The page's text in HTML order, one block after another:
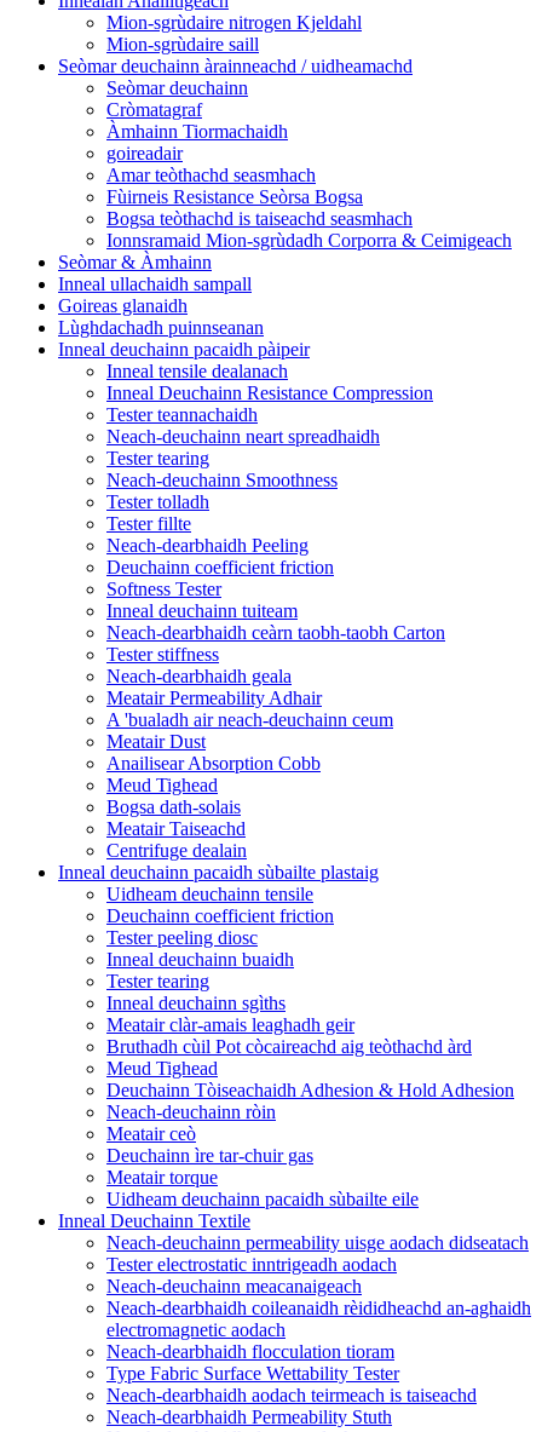
Mion-sgrùdaire nitrogen Kjeldahl
Mion-sgrùdaire saill
Seòmar deuchainn àrainneachd / uidheamachd
Seòmar deuchainn
Cròmatagraf
Àmhainn Tiormachaidh
goireadair
Amar teòthachd seasmhach
Fùirneis Resistance Seòrsa Bogsa
Bogsa teòthachd is taiseachd seasmhach
Ionnsramaid Mion-sgrùdadh Corporra & Ceimigeach
Seòmar & Àmhainn
Inneal ullachaidh sampall
Goireas glanaidh
Lùghdachadh puinnseanan
Inneal deuchainn pacaidh pàipeir
Inneal tensile dealanach
Inneal Deuchainn Resistance Compression
Tester teannachaidh
Neach-deuchainn neart spreadhaidh
Tester tearing
Neach-deuchainn Smoothness
Tester tolladh
Tester fillte
Neach-dearbhaidh Peeling
Deuchainn coefficient friction
Softness Tester
Inneal deuchainn tuiteam
Neach-dearbhaidh ceàrn taobh-taobh Carton
Tester stiffness
Neach-dearbhaidh geala
Meatair Permeability Adhair
A 'bualadh air neach-deuchainn ceum
Meatair Dust
Anailisear Absorption Cobb
Meud Tighead
Bogsa dath-solais
Meatair Taiseachd
Centrifuge dealain
Inneal deuchainn pacaidh sùbailte plastaig
Uidheam deuchainn tensile
Deuchainn coefficient friction
Tester peeling diosc
Inneal deuchainn buaidh
Tester tearing
Inneal deuchainn sgìths
Meatair clàr-amais leaghadh geir
Bruthadh cùil Pot còcaireachd aig teòthachd àrd
Meud Tighead
Deuchainn Tòiseachaidh Adhesion & Hold Adhesion
Neach-deuchainn ròin
Meatair ceò
Deuchainn ìre tar-chuir gas
Meatair torque
Uidheam deuchainn pacaidh sùbailte eile
Inneal Deuchainn Textile
Neach-deuchainn permeability uisge aodach didseatach
Tester electrostatic inntrigeadh aodach
Neach-deuchainn meacanaigeach
Neach-dearbhaidh coileanaidh rèididheachd an-aghaidh
electromagnetic aodach
Neach-dearbhaidh flocculation tioram
Type Fabric Surface Wettability Tester
Neach-dearbhaidh aodach teirmeach is taiseachd
Neach-dearbhaidh Permeability Stuth